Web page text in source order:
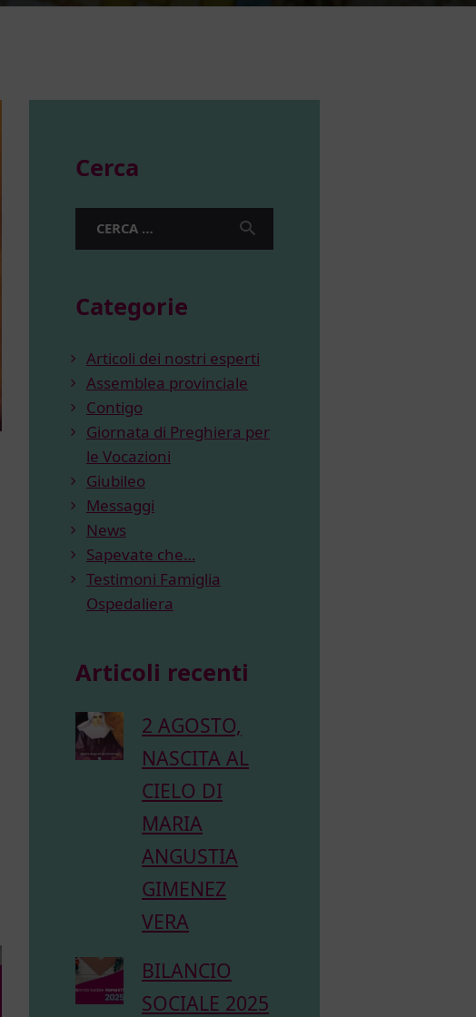
Cerca
Ricerca
Categorie
Articoli dei nostri esperti
Assemblea provinciale
Contigo
Giornata di Preghiera per
le Vocazioni
Giubileo
Messaggi
News
Sapevate che…
Testimoni Famiglia
Ospedaliera
Articoli recenti
2 AGOSTO,
NASCITA AL
CIELO DI
MARIA
ANGUSTIA
GIMENEZ
VERA
BILANCIO
SOCIALE 2025